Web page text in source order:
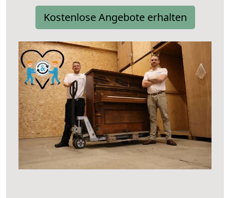
Kostenlose Angebote erhalten